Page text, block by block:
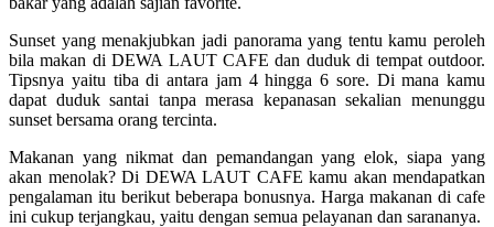
Sunset yang menakjubkan jadi panorama yang tentu kamu peroleh
bila makan di DEWA LAUT CAFE dan duduk di tempat outdoor.
Tipsnya yaitu tiba di antara jam 4 hingga 6 sore. Di mana kamu
dapat duduk santai tanpa merasa kepanasan sekalian menunggu
sunset bersama orang tercinta.
Makanan yang nikmat dan pemandangan yang elok, siapa yang
akan menolak? Di DEWA LAUT CAFE kamu akan mendapatkan
pengalaman itu berikut beberapa bonusnya. Harga makanan di cafe
ini cukup terjangkau, yaitu dengan semua pelayanan dan sarananya.